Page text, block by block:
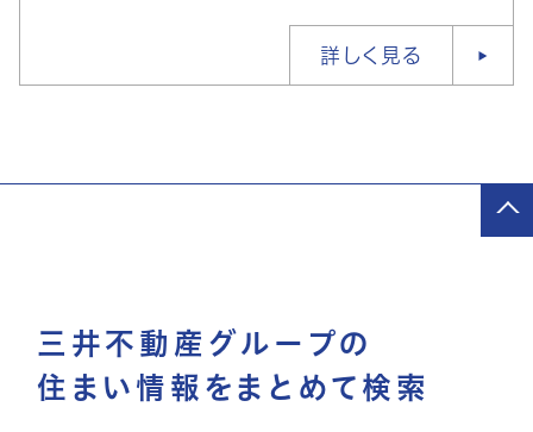
詳しく見る
三井不動産グループの
住まい情報をまとめて検索